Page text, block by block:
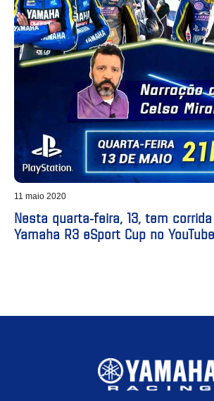
11 maio 2020
Nesta quarta-feira, 13, tem
Yamaha R3 eSport Cup no YouTube